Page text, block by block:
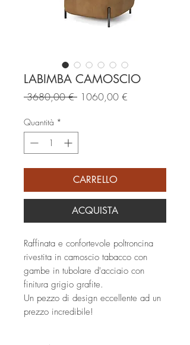
LABIMBA CAMOSCIO
3680,00 € Prezzo
1060,00 €
Quantità *
CARRELLO
ACQUISTA
Raffinata e confortevole poltroncina
rivestita in camoscio tabacco con
gambe in tubolare d'acciaio con
finitura grigio grafite.
Un pezzo di design eccellente ad un
prezzo incredibile!